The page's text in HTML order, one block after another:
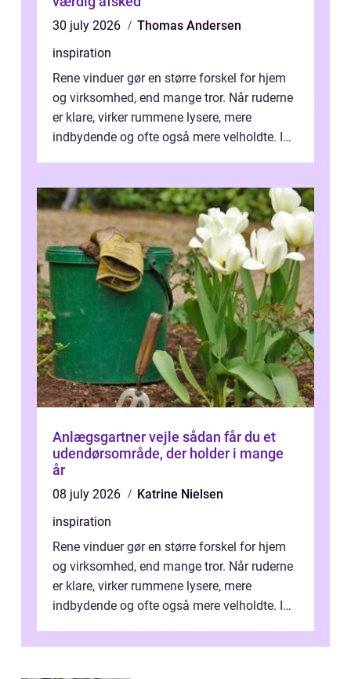
30 july 2026
Thomas Andersen
inspiration
Rene vinduer gør en større forskel for hjem
og virksomhed, end mange tror. Når ruderne
er klare, virker rummene lysere, mere
indbydende og ofte også mere velholdte. I
Anlægsgartner vejle sådan får du et
udendørsområde, der holder i mange
år
08 july 2026
Katrine Nielsen
inspiration
Rene vinduer gør en større forskel for hjem
og virksomhed, end mange tror. Når ruderne
er klare, virker rummene lysere, mere
indbydende og ofte også mere velholdte. I